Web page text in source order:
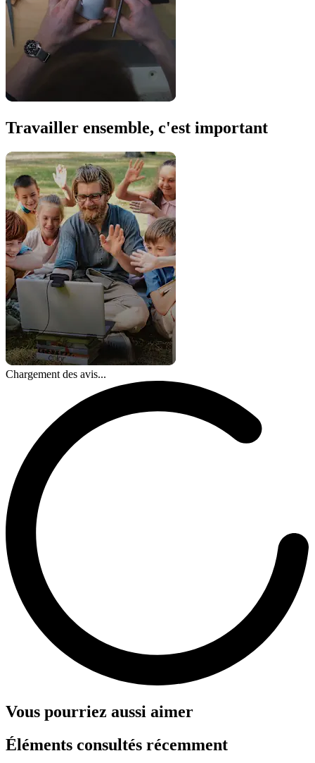
Travailler ensemble, c'est important
Chargement des avis...
Vous pourriez aussi aimer
Éléments consultés récemment